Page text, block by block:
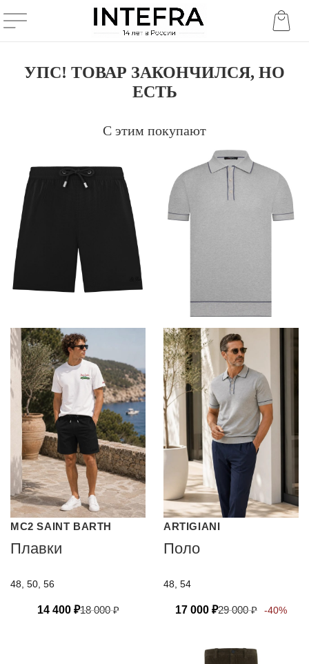
УПС! ТОВАР ЗАКОНЧИЛСЯ, НО
ЕСТЬ
С этим покупают
MC2 SAINT BARTH
Плавки
48, 50, 56
14 400 ₽18 000₽
ARTIGIANI
Поло
48, 54
17 000 ₽29 000₽ -40%